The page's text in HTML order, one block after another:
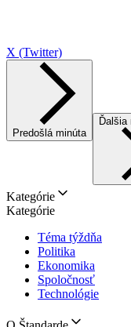
X (Twitter)
Predošlá minúta
Ďalšia
Kategórie
Kategórie
Téma týždňa
Politika
Ekonomika
Spoločnosť
Technológie